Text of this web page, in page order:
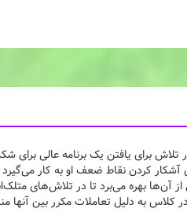
تلاش برای یافتن یک برنامه عالی
آشکار کردن نقاط ضعف او به کار
آن‌ها بهره می‌برد تا در تلاش‌های
کلاس به دلیل تعاملات مکرر بین آنها